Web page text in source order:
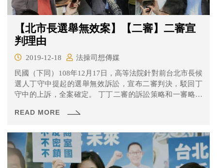
【北市長選舉無效案】【二審】二審宣
判理由
2019-12-18
法操司想傳媒
民國（下同）108年12月17日，高等法院針對前台北市長候
選人丁守中提起的選舉無效訴訟，宣布二審判決，駁回丁
守中的上訴，全案確定。 丁丁二審的訴訟策略和一審略有
看看吧！
READ MORE